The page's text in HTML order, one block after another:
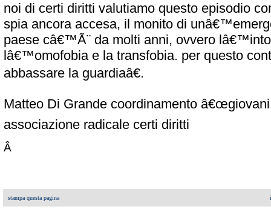
noi di certi diritti valutiamo questo episodio
spia ancora accesa, il monito di
paese câ€™Ã¨ da molti anni, ovvero
lâ€™omofobia e la transfobia. per questo
abbassare la guardiaâ€.
Matteo Di Grande coordinamento â€œgiovani
associazione radicale certi diritti
Â
stampa questa pagina